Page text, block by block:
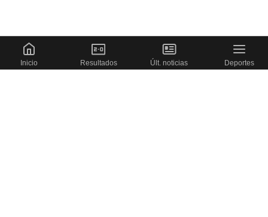
Inicio Resultados Últ. noticias Deportes